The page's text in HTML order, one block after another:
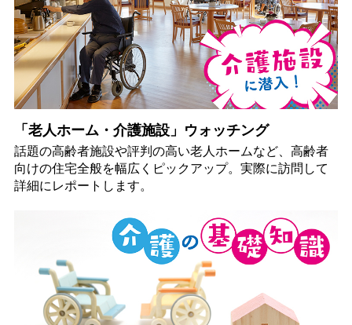
「老人ホーム・介護施設」ウォッチング
話題の高齢者施設や評判の高い老人ホームなど、高齢者
向けの住宅全般を幅広くピックアップ。実際に訪問して
詳細にレポートします。